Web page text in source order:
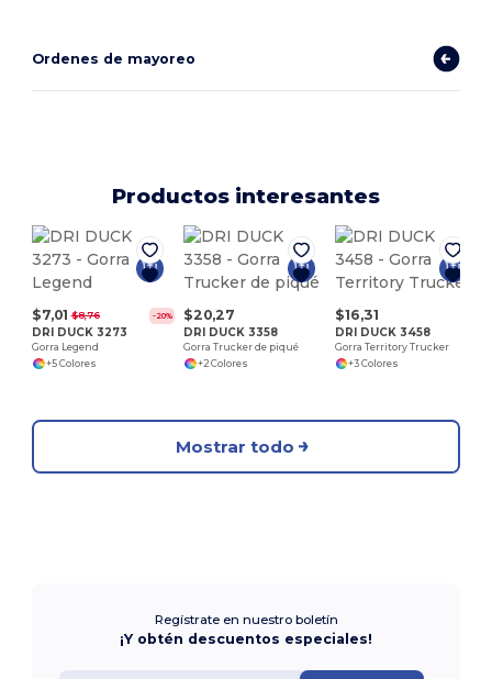
Ordenes de mayoreo
Productos interesantes
$7,01 $8,76 -20%
DRI DUCK 3273
Gorra Legend
+5 Colores
$20,27
DRI DUCK 3358
Gorra Trucker de piqué
+2 Colores
$16,31
DRI DUCK 3458
Gorra Territory Trucker
+3 Colores
Mostrar todo
Regístrate en nuestro boletín
¡Y obtén descuentos especiales!